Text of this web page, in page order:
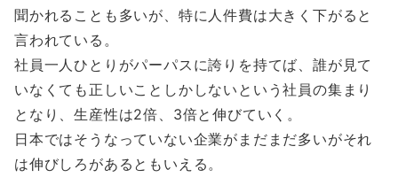
聞かれることも多いが、特に人件費は大きく下がると
言われている。
社員一人ひとりがパーパスに誇りを持てば、誰が見て
いなくても正しいことしかしないという社員の集まり
となり、生産性は2倍、3倍と伸びていく。
日本ではそうなっていない企業がまだまだ多いがそれ
は伸びしろがあるともいえる。